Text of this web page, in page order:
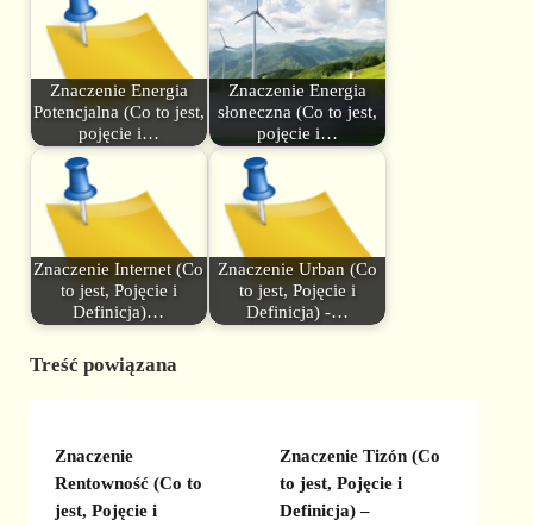
Znaczenie Energia
Potencjalna (Co to jest,
pojęcie i…
Znaczenie Energia
słoneczna (Co to jest,
pojęcie i…
Znaczenie Internet (Co
to jest, Pojęcie i
Definicja)…
Znaczenie Urban (Co
to jest, Pojęcie i
Definicja) -…
Treść powiązana
Znaczenie
Rentowność (Co to
jest, Pojęcie i
Znaczenie Tizón (Co
to jest, Pojęcie i
Definicja) –